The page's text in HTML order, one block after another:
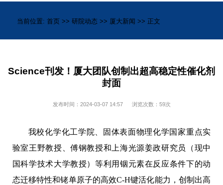
当前位置: 首页 >> 研院动态 >> 厦大新闻 >> 正文
Science刊发！厦大团队创制出超高稳定性催化剂
封面
发布时间：2024-03-07 14:57 浏览次数： 59次
我校化学化工学院、固体表面物理化学国家重点实
验室王野教授、傅钢教授和 上海光源姜政研究员（现中
国科学技术大学教授）等利用铟元素在反应条件下的动
态迁移特性和铑单原子的高效C-H键活化能力，创制出高